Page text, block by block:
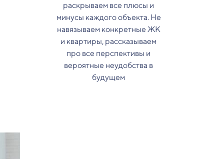
раскрываем все плюсы и
минусы каждого объекта. Не
навязываем конкретные ЖК
и квартиры, рассказываем
про все перспективы и
вероятные неудобства в
будущем